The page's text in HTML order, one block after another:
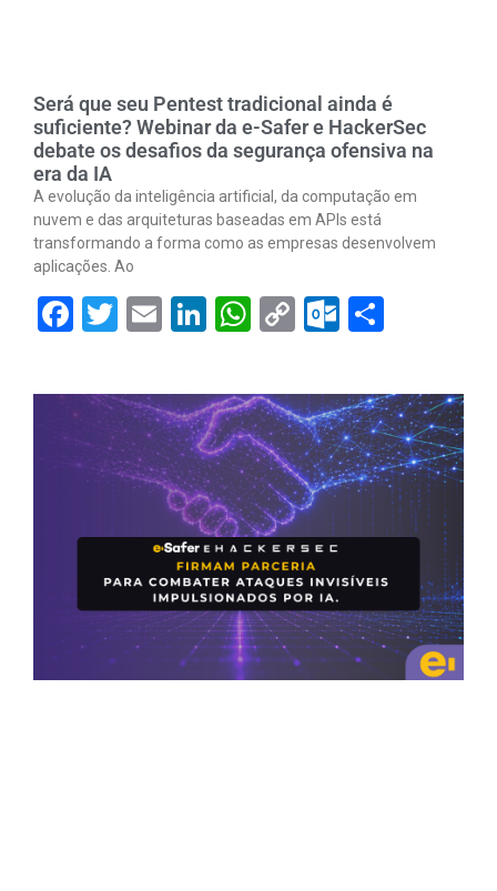
Será que seu Pentest tradicional ainda é
suficiente? Webinar da e-Safer e HackerSec
debate os desafios da segurança ofensiva na
era da IA
A evolução da inteligência artificial, da computação em
nuvem e das arquiteturas baseadas em APIs está
transformando a forma como as empresas desenvolvem
aplicações. Ao
Facebook
Twitter
EmailLinkedIn
WhatsApp
Copy